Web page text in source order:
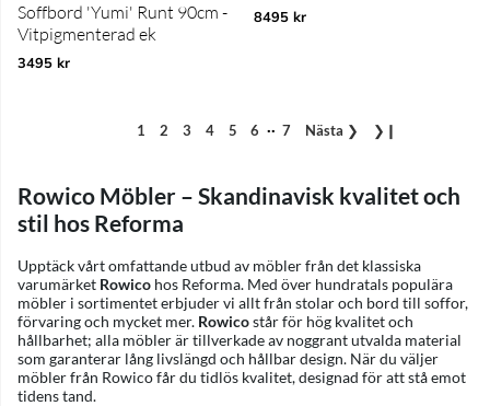
Soffbord 'Yumi' Runt 90cm -
Vitpigmenterad ek
3495 kr
8495 kr
1 2 3 4 5 6 .. 7 Nästa ❯ ❯❙
Rowico Möbler – Skandinavisk kvalitet och
stil hos Reforma
Upptäck vårt omfattande utbud av möbler från det klassiska
varumärket Rowico hos Reforma. Med över hundratals populära
möbler i sortimentet erbjuder vi allt från stolar och bord till soffor,
förvaring och mycket mer. Rowicostår för hög kvalitet och
hållbarhet; alla möbler är tillverkade av noggrant utvalda material
som garanterar lång livslängd och hållbar design. När du väljer
möbler från Rowico får du tidlös kvalitet, designad för att stå emot
tidens tand.